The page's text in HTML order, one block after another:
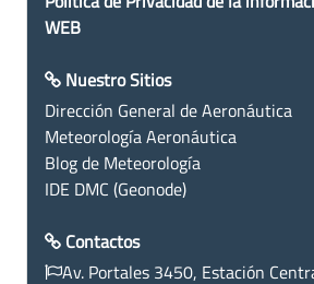
WEB
Nuestro Sitios
Dirección General de Aeronáutica
Meteorología Aeronáutica
Blog de Meteorología
IDE DMC (Geonode)
Contactos
Av. Portales 3450, Estación